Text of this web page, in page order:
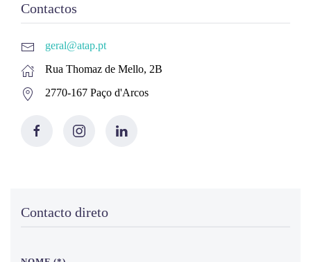
Contactos
geral@atap.pt
Rua Thomaz de Mello, 2B
2770-167 Paço d'Arcos
Contacto direto